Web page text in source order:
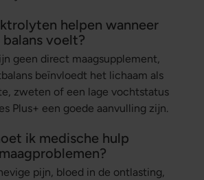
helpen wanneer
voelt?
geen direct maagsupplement,
beïnvloedt het lichaam als
zweten of een lage vochtstatus
Plus+ een goede aanvulling zijn.
ik medische hulp
pijn, bloed in de ontlasting,